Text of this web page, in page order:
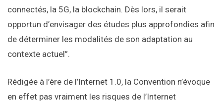
connectés, la 5G, la blockchain. Dès lors, il serait
opportun d’envisager des études plus approfondies afin
de déterminer les modalités de son adaptation au
contexte actuel”.
Rédigée à l’ère de l’Internet 1.0, la Convention n’évoque
en effet pas vraiment les risques de l’Internet